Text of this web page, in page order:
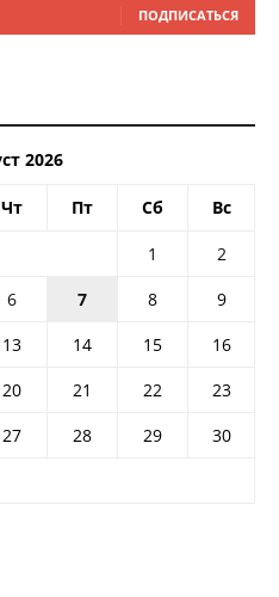
ПОДПИСАТЬСЯ
2026
Чт Пт Сб Вс
1
2
6 7 8
9
13 14 15
16
20 21 22
23
27 28 29
30